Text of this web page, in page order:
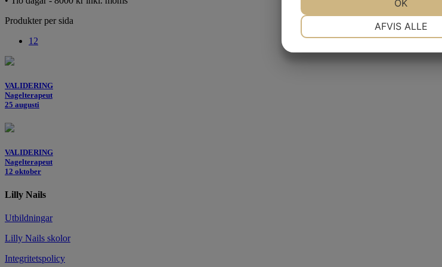
Produkter per sida
12
VALIDERING
Nagelterapeut
25 augusti
VALIDERING
Nagelterapeut
12 oktober
Lilly Nails
Utbildningar
Lilly Nails skolor
Integritetspolicy
AFVIS ALLE
OK